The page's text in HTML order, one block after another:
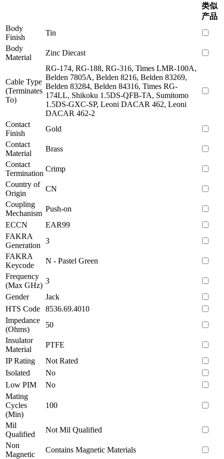
类似
产品
Body
Finish
Tin
Body
Material
Zinc Diecast
Cable Type
(Terminates
To)
RG-174, RG-188, RG-316, Times LMR-100A,
Belden 7805A, Belden 8216, Belden 83269,
Belden 83284, Belden 84316, Times RG-
174LL, Shikoku 1.5DS-QFB-TA, Sumitomo
1.5DS-GXC-SP, Leoni DACAR 462, Leoni
DACAR 462-2
Contact
Finish
Gold
Contact
Material
Brass
Contact
Termination
Crimp
Country of
Origin
CN
Coupling
Mechanism
Push-on
ECCN
EAR99
FAKRA
Generation
3
FAKRA
Keycode
N - Pastel Green
Frequency
(Max GHz)
3
Gender
Jack
HTS Code
8536.69.4010
Impedance
(Ohms)
50
Insulator
Material
PTFE
IP Rating
Not Rated
Isolated
No
Low PIM
No
Mating
Cycles
(Min)
100
Mil
Qualified
Not Mil Qualified
Non
Magnetic
Contains Magnetic Materials